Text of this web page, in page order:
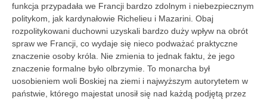
funkcja ­przypadała we Francji bardzo zdolnym i niebezpiecznym
politykom, jak kardynałowie Richelieu i Mazarini. Obaj
rozpolitykowani duchowni uzyskali bardzo duży wpływ na obrót
spraw we Francji, co wydaje się nieco podważać praktyczne
znaczenie osoby króla. Nie zmienia to jednak faktu, że jego
znaczenie formalne było olbrzymie. To monarcha był
uosobieniem woli Boskiej na ziemi i najwyższym autorytetem w
państwie, którego majestat unosił się nad każdą podjętą przez